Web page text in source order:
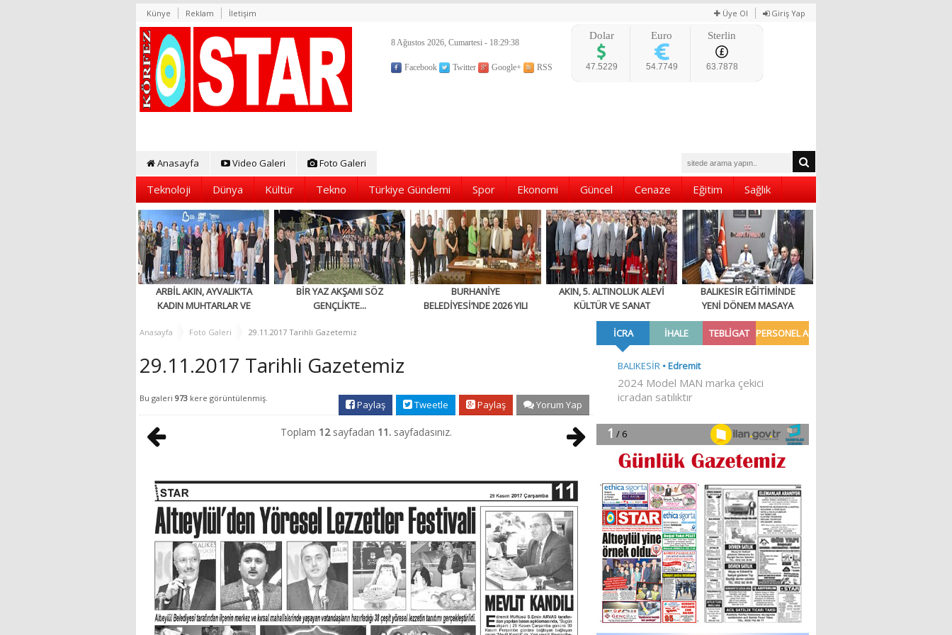
Üye Ol Giriş Yap
Künye Reklam İletişim
8 Ağustos 2026, Cumartesi - 18:29:39
Facebook Twitter Google+ RSS
Dolar
47.5229
Euro
54.7749
Sterlin
63.7878
Anasayfa Video Galeri Foto Galeri
Teknoloji Dünya Kültür Tekno Türkiye Gündemi Spor Ekonomi Güncel Cenaze Eğitim Sağlık
ARBİL AKIN, AYVALIK’TA
KADIN MUHTARLAR VE
BULUŞTU
BİR YAZ AKŞAMI SÖZ
GENÇLİKTE...
BURHANİYE
BELEDİYESİ’NDE 2026 YILI
AKIN, 5. ALTINOLUK ALEVİ
KÜLTÜR VE SANAT
FESTİVALİ’NE KATILDI
BALIKESİR EĞİTİMİNDE
YENİ DÖNEM MASAYA
YATIRILDI
Anasayfa Foto Galeri 29.11.2017 Tarihli Gazetemiz
29.11.2017 Tarihli Gazetemiz
Bu galeri 973 kere görüntülenmiş.
Paylaş Tweetle Paylaş Yorum Yap
Toplam 12sayfadan 11. sayfadasınız.